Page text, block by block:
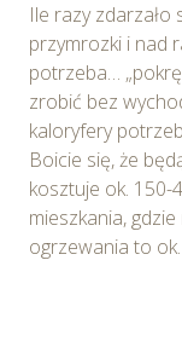
Ile razy zdarzało
przymrozki i nad
potrzeba…
zrobić bez
kaloryfery
Boicie się, że
kosztuje ok. 150-
mieszkania,
ogrzewania to